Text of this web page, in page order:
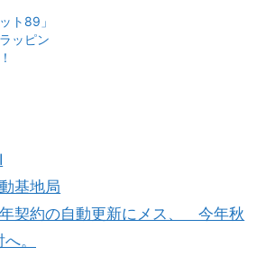
ト89」
ッピン
基地局
契約の自動更新にメス、 今年秋
。